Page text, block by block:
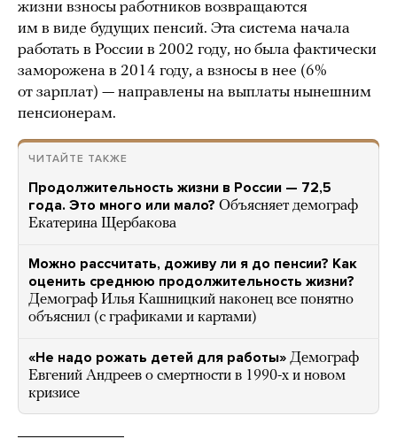
жизни взносы работников возвращаются
им в виде будущих пенсий. Эта система начала
работать в России в 2002 году, но была фактически
заморожена в 2014 году, а взносы в нее (6%
от зарплат) — направлены на выплаты нынешним
пенсионерам.
ЧИТАЙТЕ ТАКЖЕ
Продолжительность жизни в России — 72,5
года. Это много или мало? Объясняет демограф
Екатерина Щербакова
Можно рассчитать, доживу ли я до пенсии? Как
оценить среднюю продолжительность жизни?
Демограф Илья Кашницкий наконец все понятно
объяснил (с графиками и картами)
«Не надо рожать детей для работы» Демограф
Евгений Андреев о смертности в 1990-х и новом
кризисе